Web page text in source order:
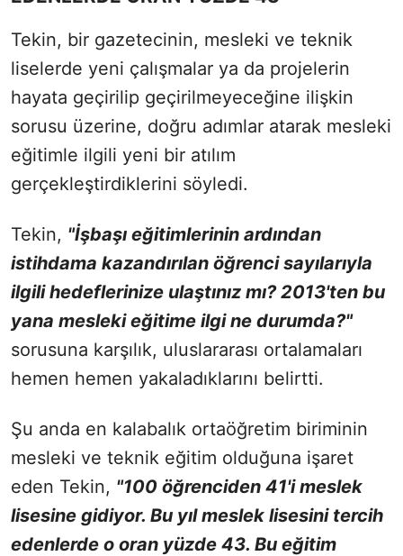
Tekin, bir gazetecinin, mesleki ve teknik
liselerde yeni çalışmalar ya da projelerin
hayata geçirilip geçirilmeyeceğine ilişkin
sorusu üzerine, doğru adımlar atarak mesleki
eğitimle ilgili yeni bir atılım
gerçekleştirdiklerini söyledi.
Tekin, "İşbaşı eğitimlerinin ardından
istihdama kazandırılan öğrenci sayılarıyla
ilgili hedeflerinize ulaştınız mı? 2013'ten bu
yana mesleki eğitime ilgi ne durumda?"
sorusuna karşılık, uluslararası ortalamaları
hemen hemen yakaladıklarını belirtti.
Şu anda en kalabalık ortaöğretim biriminin
mesleki ve teknik eğitim olduğuna işaret
eden Tekin, "100 öğrenciden 41'i meslek
lisesine gidiyor. Bu yıl meslek lisesini tercih
edenlerde o oran yüzde 43. Bu eğitim